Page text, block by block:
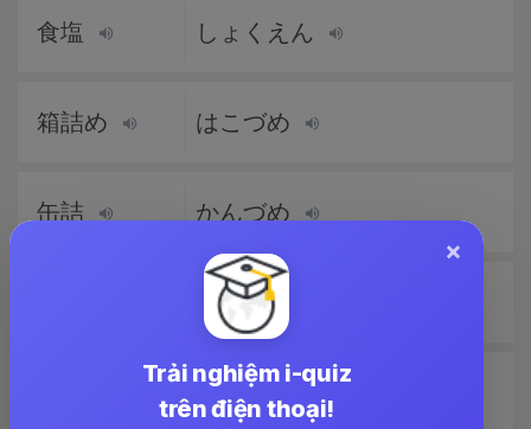
食塩 しょくえん
箱詰め はこづめ
缶詰 かんづめ
こむぎこ
むぎばたけ
×
Trải nghiệm i-quiz
trên điện thoại!